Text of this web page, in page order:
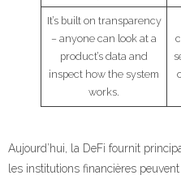
It’s built on transparency
– anyone can look at a
product’s data and
inspect how the system
works.
Aujourd’hui, la DeFi fournit
les institutions financières